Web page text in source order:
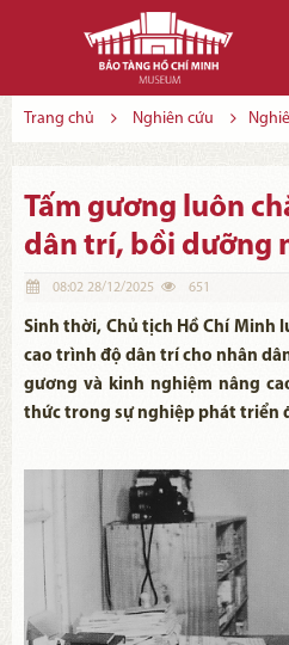
Trang chủ Nghiên cứu
Tấm gương luôn
dân trí, bồi dưỡng
08:02 28/12/2025 651
Sinh thời, Chủ tịch Hồ Chí Minh
cao trình độ dân trí cho nhân
gương và kinh nghiệm nâng
thức trong sự nghiệp phát triển